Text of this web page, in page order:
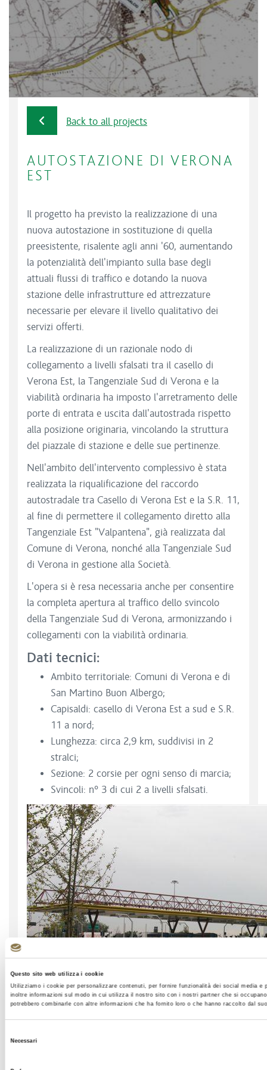
Questo sito web utilizza i cookie
Utilizziamo i cookie per personalizzare contenuti, per fornire funzionalità dei social media
inoltre informazioni sul modo in cui utilizza il nostro sito con i nostri partner che si
potrebbero combinarle con altre informazioni che ha fornito loro o che hanno raccolto dal
Necessari
Back to all projects
AUTOSTAZIONE DI VERONA
EST
Il progetto ha previsto la realizzazione di una
nuova autostazione in sostituzione di quella
preesistente, risalente agli anni '60, aumentando
la potenzialità dell'impianto sulla base degli
attuali flussi di traffico e dotando la nuova
stazione delle infrastrutture ed attrezzature
necessarie per elevare il livello qualitativo dei
servizi offerti.
La realizzazione di un razionale nodo di
collegamento a livelli sfalsati tra il casello di
Verona Est, la Tangenziale Sud di Verona e la
viabilità ordinaria ha imposto l'arretramento delle
porte di entrata e uscita dall'autostrada rispetto
alla posizione originaria, vincolando la struttura
del piazzale di stazione e delle sue pertinenze.
Nell'ambito dell'intervento complessivo è stata
realizzata la riqualificazione del raccordo
autostradale tra Casello di Verona Est e la S.R. 11,
al fine di permettere il collegamento diretto alla
Tangenziale Est "Valpantena", già realizzata dal
Comune di Verona, nonché alla Tangenziale Sud
di Verona in gestione alla Società.
L'opera si è resa necessaria anche per consentire
la completa apertura al traffico dello svincolo
della Tangenziale Sud di Verona, armonizzando i
collegamenti con la viabilità ordinaria.
Dati tecnici:
Ambito territoriale: Comuni di Verona e di
San Martino Buon Albergo;
Capisaldi: casello di Verona Est a sud e S.R.
11 a nord;
Lunghezza: circa 2,9 km, suddivisi in 2
stralci;
Sezione: 2 corsie per ogni senso di marcia;
Svincoli: n° 3 di cui 2 a livelli sfalsati.